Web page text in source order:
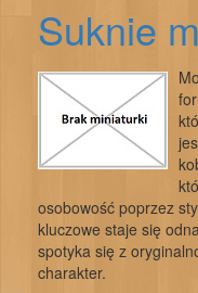
Suknie
osobowość poprzez
kluczowe staje się
spotyka się z
charakter.